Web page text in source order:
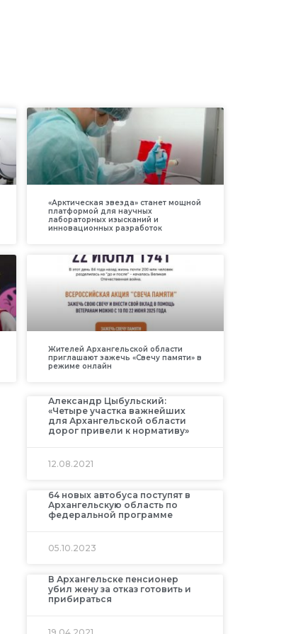
«Арктическая звезда» станет мощной
платформой для научных
лабораторных изысканий и
инновационных разработок
Жителей Архангельской области
приглашают зажечь «Свечу памяти» в
режиме онлайн
Александр Цыбульский:
«Четыре участка важнейших
для Архангельской области
дорог привели к нормативу»
12.08.2021
64 новых автобуса поступят в
Архангельскую область по
федеральной программе
05.10.2023
В Архангельске пенсионер
убил жену за отказ готовить и
прибираться